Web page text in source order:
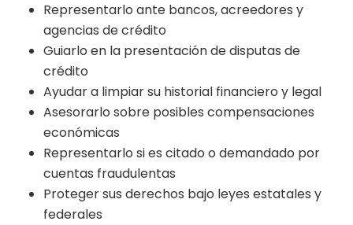
Representarlo ante bancos, acreedores y
agencias de crédito
Guiarlo en la presentación de disputas de
crédito
Ayudar a limpiar su historial financiero y legal
Asesorarlo sobre posibles compensaciones
económicas
Representarlo si es citado o demandado por
cuentas fraudulentas
Proteger sus derechos bajo leyes estatales y
federales